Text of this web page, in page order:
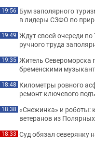
19:56 Бум заполярного
в лидеры СЗФО по
19:49 Ждут своей очереди
ручного труда
19:35 Житель Североморска
бременскими
18:48 Километры ровного
ремонт ключевого
18:38 «Снежинка» и роботы:
ветеранов из
18:33 Суд обязал северянку